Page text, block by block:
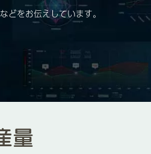
どをお伝えしています。
量